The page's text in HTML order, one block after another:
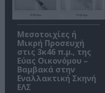
Μεσοτοιχίες ή
Μικρή Προσευχή
στις 3κ46 π.μ., της
Εύας Οικονόμου –
Βαμβακά στην
Εναλλακτική Σκηνή
ΕΛΣ